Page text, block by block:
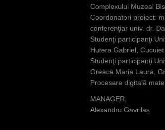
c
i
Complexului Muzeal
Coordonatori proiect:
conferenţiar univ. dr.
Studenţi participanţi
Hutera Gabriel,
Studenţi participanţi
Greaca Maria Laura,
Procesare digitală
MANAGER,
Alexandru Gavrilaș